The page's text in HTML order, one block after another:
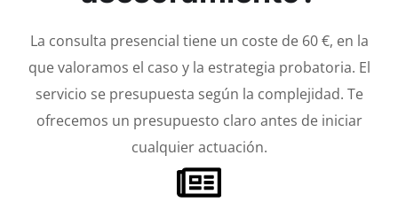
La consulta presencial tiene un coste de 60 €, en la
que valoramos el caso y la estrategia probatoria. El
servicio se presupuesta según la complejidad. Te
ofrecemos un presupuesto claro antes de iniciar
cualquier actuación.